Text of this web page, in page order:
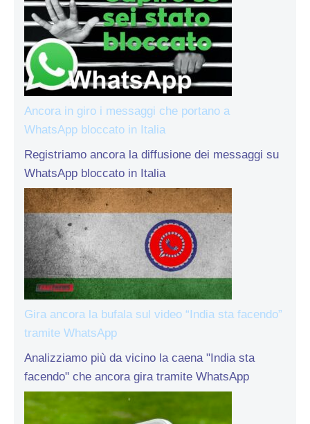
Ancora in giro i messaggi che portano a
WhatsApp bloccato in Italia
Registriamo ancora la diffusione dei messaggi su
WhatsApp bloccato in Italia
Gira ancora la bufala sul video “India sta facendo”
tramite WhatsApp
Analizziamo più da vicino la caena "India sta
facendo" che ancora gira tramite WhatsApp